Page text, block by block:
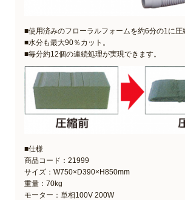
■使用済みのフローラルフォームを約6分の1に圧
■水分も最大90％カット。
■毎分約12個の連続処理が実現できます。
■仕様
商品コード：21999
サイズ：W750×D390×H850mm
重量：70kg
モーター：単相100V 200W